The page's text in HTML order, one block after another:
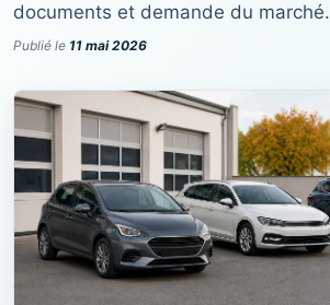
documents et demande du marché.
Publié le 11 mai 2026